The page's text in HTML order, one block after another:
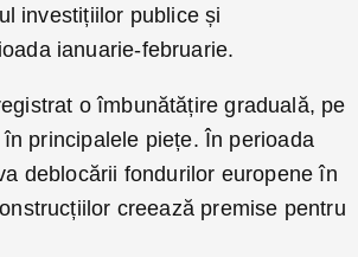
investițiilor publice și
ianuarie-februarie.
o îmbunătățire graduală, pe
principalele piețe. În perioada
deblocării fondurilor europene în
creează premise pentru